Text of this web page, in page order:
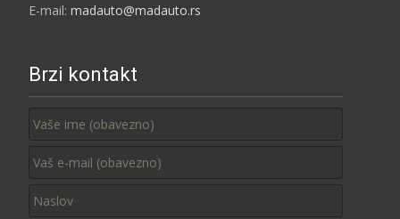
E-mail: madauto@madauto.rs
Brzi kontakt